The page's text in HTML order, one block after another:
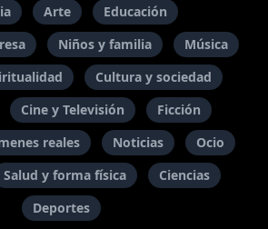
Arte
Educación
Niños y familia
Música
Cultura y sociedad
Cine y Televisión
Ficción
reales Noticias
Ocio
Salud y forma física
Ciencias
Deportes